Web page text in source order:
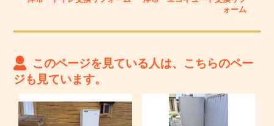
ォーム
このページを見ている人は、こちらのペー
ジも見ています。